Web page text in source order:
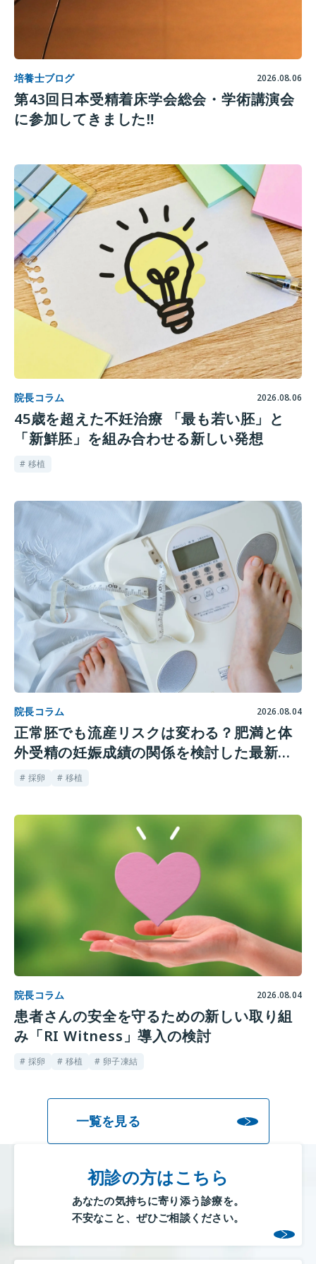
培養士ブログ 2026.08.06
第43回日本受精着床学会総会・学術講演会
に参加してきました‼
院長コラム 2026.08.06
45歳を超えた不妊治療 「最も若い胚」と
「新鮮胚」を組み合わせる新しい発想
# 移植
院長コラム 2026.08.04
正常胚でも流産リスクは変わる？肥満と体
外受精の妊娠成績の関係を検討した最新研
究
# 採卵 # 移植
院長コラム 2026.08.04
患者さんの安全を守るための新しい取り組
み「RI Witness」導入の検討
# 採卵 # 移植 # 卵子凍結
一覧を見る
初診の方はこちら
あなたの気持ちに寄り添う診療を。
不安なこと、ぜひご相談ください。